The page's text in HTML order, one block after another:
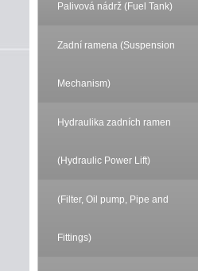
Palivová nádrž (Fuel Tank)
Zadní ramena (Suspension
Mechanism)
Hydraulika zadních ramen
(Hydraulic Power Lift)
(Filter, Oil pump, Pipe and
Fittings)